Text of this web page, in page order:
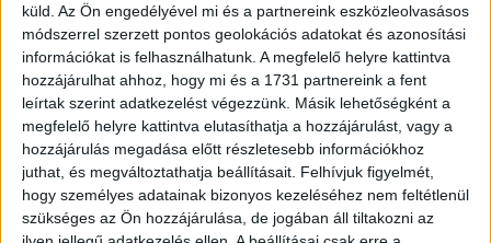
küld. Az Ön engedélyével mi és a partnereink eszközleolvasásos
módszerrel szerzett pontos geolokációs adatokat és azonosítási
információkat is felhasználhatunk. A megfelelő helyre kattintva
hozzájárulhat ahhoz, hogy mi és a 1731 partnereink a fent
leírtak szerint adatkezelést végezzünk. Másik lehetőségként a
megfelelő helyre kattintva elutasíthatja a hozzájárulást, vagy a
hozzájárulás megadása előtt részletesebb információkhoz
juthat, és megváltoztathatja beállításait. Felhívjuk figyelmét,
hogy személyes adatainak bizonyos kezeléséhez nem feltétlenül
szükséges az Ön hozzájárulása, de jogában áll tiltakozni az
(PIROS)
A DVSC SCHAEFFLER címerével ellátott, húzózsinóros
tornazsák, piros színben.